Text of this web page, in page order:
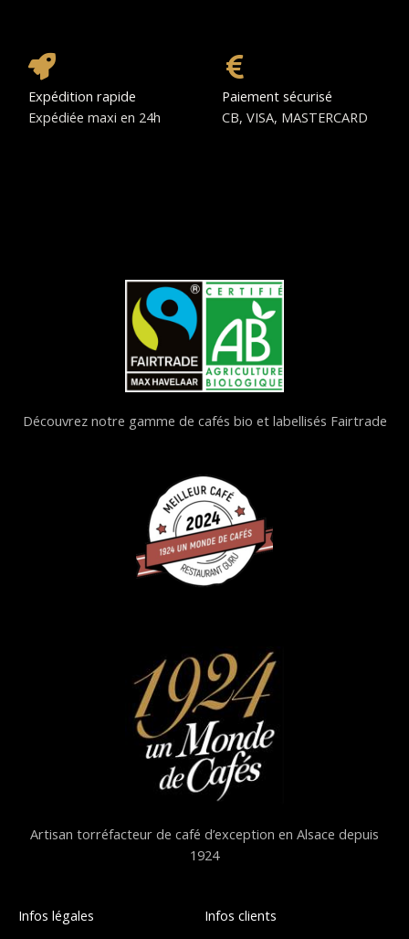
Expédition rapide
Expédiée maxi en 24h
Paiement sécurisé
CB, VISA, MASTERCARD
Découvrez notre gamme de cafés bio et labellisés Fairtrade
Artisan torréfacteur de café d’exception en Alsace depuis
1924
Infos légales
Infos clients